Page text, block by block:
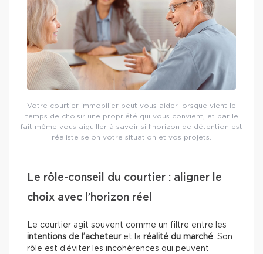
Votre courtier immobilier peut vous aider lorsque vient le
temps de choisir une propriété qui vous convient, et par le
fait même vous aiguiller à savoir si l’horizon de détention est
réaliste selon votre situation et vos projets.
Le rôle-conseil du courtier : aligner le
choix avec l’horizon réel
Le courtier agit souvent comme un filtre entre les
intentions de l’acheteuret la réalité du marché. Son
rôle est d’éviter les incohérences qui peuvent